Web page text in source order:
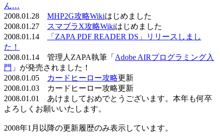
ん…
2008.01.28 MHP2G攻略Wikiはじめました
2008.01.27
スマブラX攻略Wikiはじめました
2008.01.14
「ZAPA PDF READER DS」リリースしまし
た！
2008.01.14 管理人ZAPA執筆「 Adobe AIRプログラミング入
門 」が発売されました！
2008.01.05
カードヒーロー攻略更新
2008.01.03 カードヒーロー攻略更新
2008.01.01 あけましておめでとうございます。本年も何卒
よろしくお願いいたします。
2008年1月以降の更新履歴のみ表示しています。